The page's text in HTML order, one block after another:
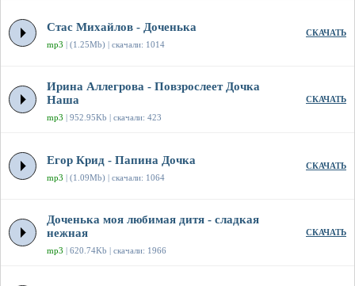
Стас Михайлов - Доченька
mp3 | (1.25Mb) | скачали: 1014
СКАЧАТЬ
Ирина Аллегрова - Повзрослеет Дочка
Наша
mp3 | 952.95Kb | скачали: 423
СКАЧАТЬ
Егор Крид - Папина Дочка
mp3 | (1.09Mb) | скачали: 1064
СКАЧАТЬ
Доченька моя любимая дитя - сладкая
нежная
mp3 | 620.74Kb | скачали: 1966
СКАЧАТЬ